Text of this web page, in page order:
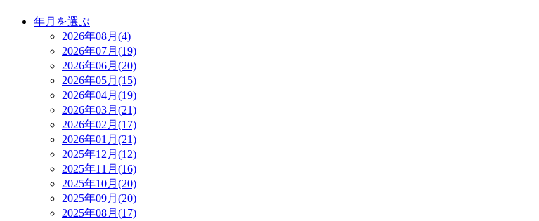
年月を選ぶ
2026年08月(4)
2026年07月(19)
2026年06月(20)
2026年05月(15)
2026年04月(19)
2026年03月(21)
2026年02月(17)
2026年01月(21)
2025年12月(12)
2025年11月(16)
2025年10月(20)
2025年09月(20)
2025年08月(17)